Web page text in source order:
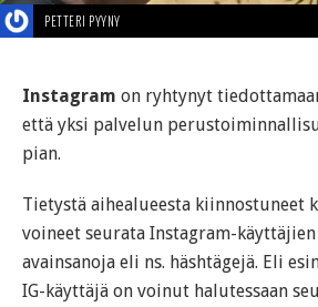
PETTERI PYYNY
Instagram on ryhtynyt
että yksi palvelun
pian.
Tietystä aihealueesta kiinnostuneet
voineet seurata Instagram-
avainsanoja eli ns. häshtägejä. Eli
IG-käyttäjä on voinut halutessaan